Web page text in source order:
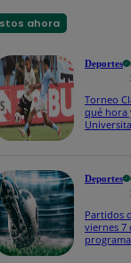
ahora
Deportes
Torneo
qué hora
Deportes
Partidos
viernes 7